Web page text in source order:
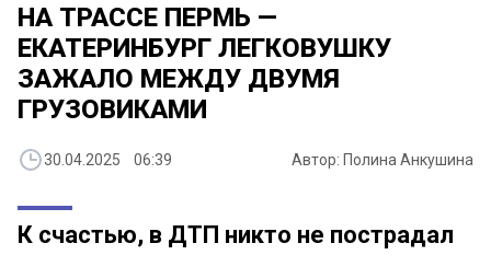
НА ТРАССЕ ПЕРМЬ —
ЕКАТЕРИНБУРГ ЛЕГКОВУШКУ
ЗАЖАЛО МЕЖДУ ДВУМЯ
ГРУЗОВИКАМИ
30.04.2025 06:39 Автор: Полина Анкушина
К счастью, в ДТП никто не пострадал